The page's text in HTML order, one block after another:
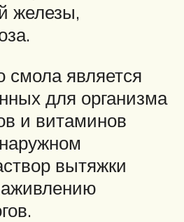
железы,
смола является
для организма
и витаминов
вытяжки